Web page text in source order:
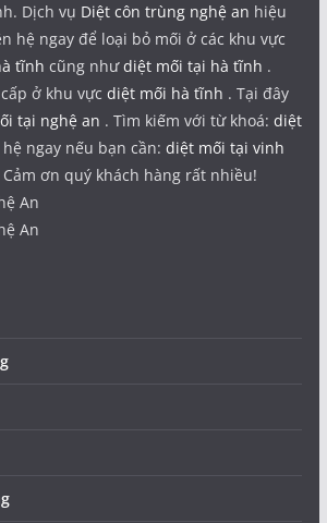
Dịch vụ Diệt côn trùng nghệ an hiệu
hệ ngay để loại bỏ mối ở các khu vực
tĩnh cũng nhưdiệt mối tại hà tĩnh .
ở khu vực diệt mối hà tĩnh . Tại đây
tại nghệ an . Tìm kiếm với từ khoá: diệt
hệ ngay nếu bạn cần: diệt mối tại vinh
Cảm ơn quý khách hàng rất nhiều!
An
An